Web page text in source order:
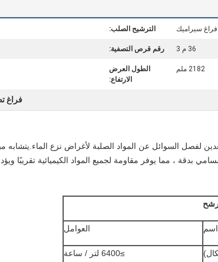
فراغ سيراميك الترشيح الصلب:
36 م 3 رقم قرص التصفية:
2182 ملم
الطول العرض
الارتفاع:
فراغ
السوائل عن المواد الصلبة لأغراض نزع الماء.يتشابه
بدقة ، مما يوفر مقاومة لجميع المواد الكيميائية تقريبًا
اسم العوامل
≥6400 لتر / ساعة